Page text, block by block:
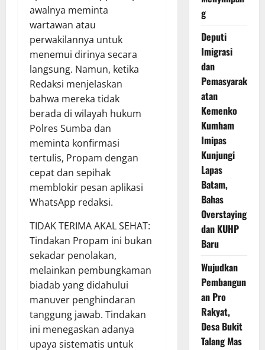
awalnya meminta
wartawan atau
perwakilannya untuk
menemui dirinya secara
langsung. Namun, ketika
Redaksi menjelaskan
bahwa mereka tidak
berada di wilayah hukum
Polres Sumba dan
meminta konfirmasi
tertulis, Propam dengan
cepat dan sepihak
memblokir pesan aplikasi
WhatsApp redaksi.
TIDAK TERIMA AKAL SEHAT:
Tindakan Propam ini bukan
sekadar penolakan,
melainkan pembungkaman
biadab yang didahului
manuver penghindaran
tanggung jawab. Tindakan
ini menegaskan adanya
upaya sistematis untuk
g
Deputi
Imigrasi
dan
Pemasyarak
atan
Kemenko
Kumham
Imipas
Kunjungi
Lapas
Batam,
Bahas
Overstaying
dan KUHP
Baru
Wujudkan
Pembangun
an Pro
Rakyat,
Desa Bukit
Talang Mas